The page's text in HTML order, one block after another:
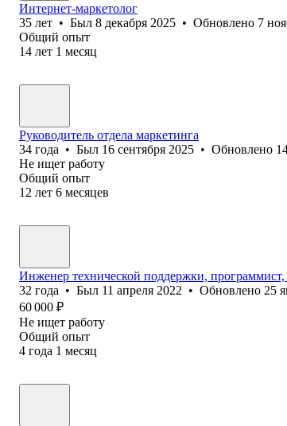
Интернет-маркетолог
35 лет • Был 8 декабря 2025 • Обновлено 7
Общий опыт
14 лет 1 месяц
Руководитель отдела маркетинга
34 года • Был 16 сентября 2025 • Обновлено
Не ищет работу
Общий опыт
12 лет 6 месяцев
Инженер технической поддержки,
32 года • Был 11 апреля 2022 • Обновлено 25
60 000 ₽
Не ищет работу
Общий опыт
4 года 1 месяц